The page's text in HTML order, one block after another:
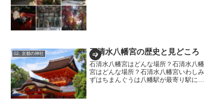
02. 京都の神社 石清水八幡宮の歴史と見どころ
石清水八幡宮はどんな場所？石清水八幡
宮はどんな場所？石清水八幡宮いわしみ
ずはちまんぐうは八幡駅が最寄り駅にな